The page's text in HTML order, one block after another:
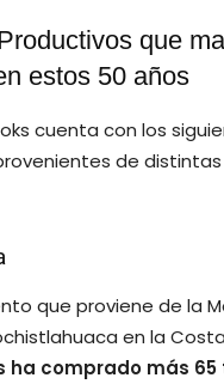
que
estos 50 años
cuenta con los
de
que proviene de la
en la
ha comprado más